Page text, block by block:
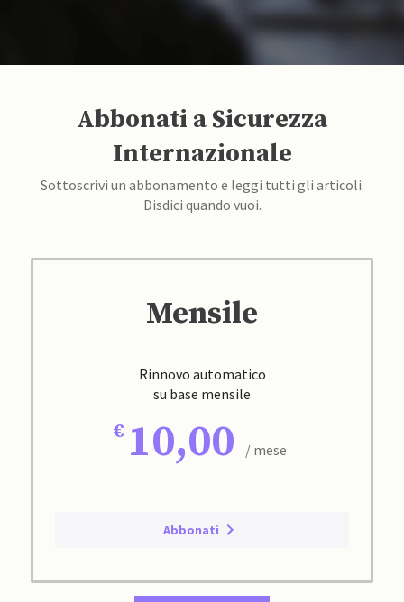
Abbonati a Sicurezza
Internazionale
Sottoscrivi un abbonamento e leggi tutti gli articoli.
Disdici quando vuoi.
Mensile
Rinnovo automatico
su base mensile
10,00 / mese
Abbonati